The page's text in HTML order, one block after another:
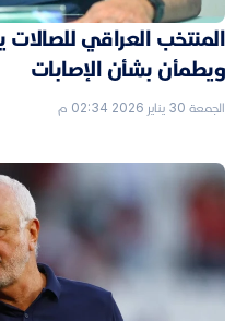
المنتخب العراقي
ويطمأن بشأن الإصابات
الجمعة 30 يناير 2026 02:34 م